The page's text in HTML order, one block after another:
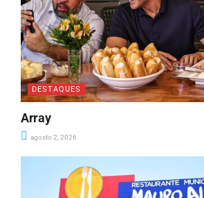
DESTAQUES
Array
agosto 2, 2026